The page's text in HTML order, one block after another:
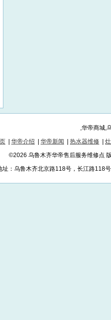
,华帝商城,
华帝介绍 华帝新闻 热水器维修
©2026 乌鲁木齐华帝售后服务维修点
址：乌鲁木齐北京路118号，长江路118